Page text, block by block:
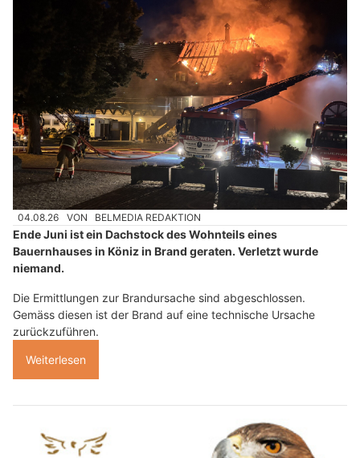
04.08.26 VON BELMEDIA REDAKTION
Ende Juni ist ein Dachstock des Wohnteils eines
Bauernhauses in Köniz in Brand geraten. Verletzt wurde
niemand.
Die Ermittlungen zur Brandursache sind abgeschlossen.
Gemäss diesen ist der Brand auf eine technische Ursache
zurückzuführen.
Weiterlesen